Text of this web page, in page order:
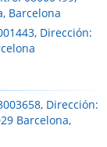
Barcelona
Dirección:
Dirección:
Barcelona,